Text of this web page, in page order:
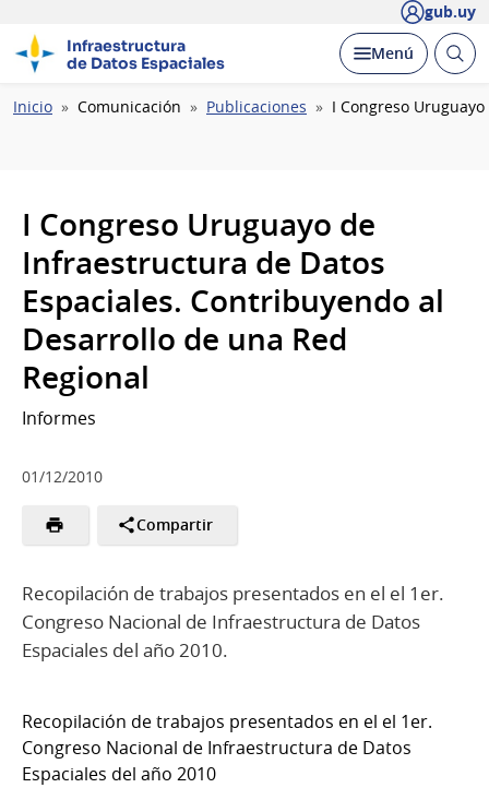
gub.uy
Infraestructura
de Datos Espaciales
Desplegar
Menú Abrir
Ruta
Inicio Comunicación Publicaciones I Congreso
I Congreso Uruguayo de
Infraestructura de Datos
Espaciales. Contribuyendo al
Desarrollo de una Red
Regional
Informes
01/12/2010
Compartir
Recopilación de trabajos presentados en el el 1er.
Congreso Nacional de Infraestructura de Datos
Espaciales del año 2010.
Recopilación de trabajos presentados en el el 1er.
Congreso Nacional de Infraestructura de Datos
Espaciales del año 2010